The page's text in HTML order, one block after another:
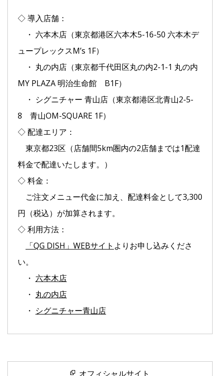
◇ 導入店舗：
・ 六本木店（東京都港区六本木5-16-50 六本木デ
ュープレックスM’s 1F）
・ 丸の内店（東京都千代田区丸の内2-1-1 丸の内
MY PLAZA 明治生命館 B1F）
・ シグニチャー 青山店（東京都港区北青山2-5-
8 青山OM-SQUARE 1F）
◇ 配達エリア：
東京都23区（店舗間5km圏内の2店舗までは1配達
料金で配達いたします。）
◇ 料金：
ご注文メニュー代金に加え、配達料金として3,300
円（税込）が加算されます。
◇ 利用方法：
「QG DISH」WEBサイト よりお申し込みくださ
い。
・ 六本木店
・ 丸の内店
・ シグニチャー青山店
オフィシャルサイト